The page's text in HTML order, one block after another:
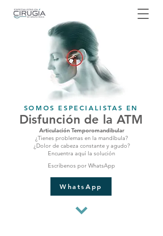
SOMOS ESPECIALISTAS EN
Disfunción de la ATM
Articulación Temporomandibular
¿Tienes problemas en la mandíbula?
¿Dolor de cabeza constante y agudo?
Encuentra aquí la solución
Escríbenos por WhatsApp
WhatsApp